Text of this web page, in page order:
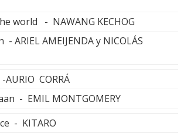
world - NAWANG KECHOG
- ARIEL AMEIJENDA y NICOLÁS
CORRÁ
- EMIL MONTGOMERY
- KITARO